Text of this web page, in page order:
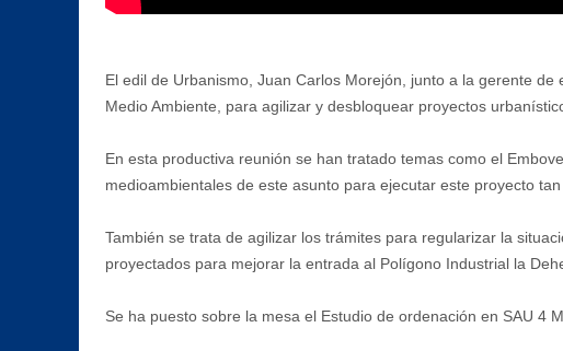
El edil de Urbanismo, Juan Carlos Morejón, junto a la gerente
Medio Ambiente, para agilizar y desbloquear proyectos
En esta productiva reunión se han tratado temas como el
medioambientales de este asunto para ejecutar este proyecto tan
También se trata de agilizar los trámites para regularizar la
proyectados para mejorar la entrada al Polígono Industrial la
Se ha puesto sobre la mesa el Estudio de ordenación en SAU 4